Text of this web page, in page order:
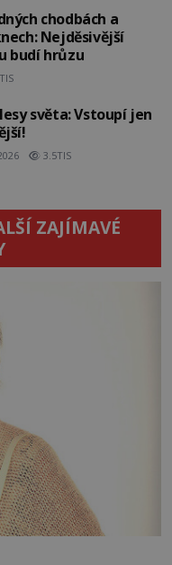
chodbách a
Nejděsivější
budí hrůzu
Vstoupí jen
3.5TIS
ZAJÍMAVÉ